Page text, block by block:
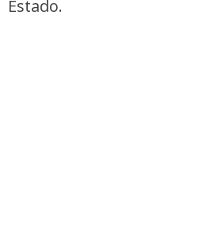
Estado.